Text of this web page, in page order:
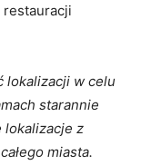
lokalizacji w celu
starannie
lokalizacje z
miasta.